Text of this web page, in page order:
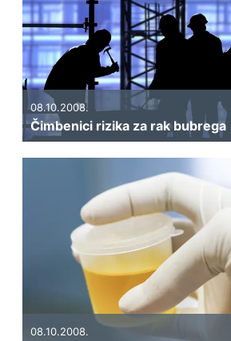
08.10.2008.
Čimbenici rizika za rak bubrega
08.10.2008.